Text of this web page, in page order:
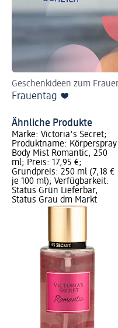
Geschenkideen zum
Frauentag ❤️
Ähnliche Produkte
Marke: Victoria's Secret;
Produktname: Körperspray
Body Mist Romantic, 250
ml; Preis: 17,95 €;
Grundpreis: 250 ml (7,18 €
je 100 ml); Verfügbarkeit:
Status Grün Lieferbar,
Status Grau dm Markt